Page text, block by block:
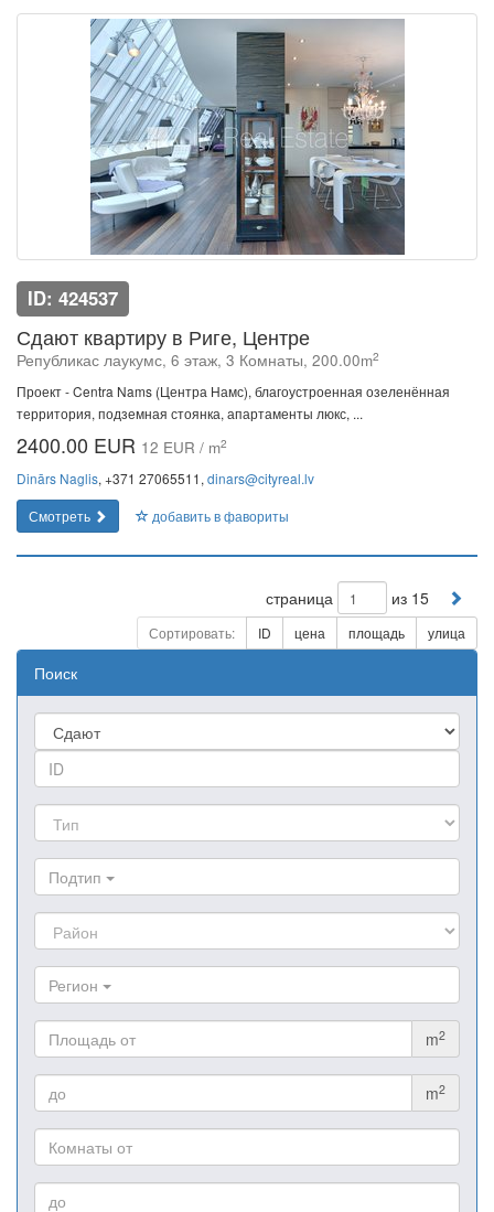
ID: 424537
Сдают квартиру в Риге, Центре
Републикас лаукумс, 6 этаж, 3 Комнаты, 200.00m2
Проект - Centra Nams (Центра Намс), благоустроенная озеленённая
территория, подземная стоянка, апартаменты люкс, ...
2400.00 EUR 12 EUR / m2
Dinārs Naglis, +371 27065511, dinars@cityreal.lv
Смотреть
добавить в фавориты
страница из 15
Сортировать: ID цена площадь улица
Поиск
Подтип
Регион
m2
m2